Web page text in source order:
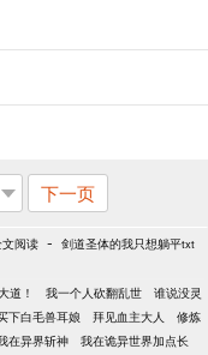
下一页
阅读 - 剑道圣体的我只想躺平txt
道！ 我一个人砍翻乱世
谁说没灵
下白毛兽耳娘 拜见血主大人
修炼
在异界斩神
我在诡异世界加点长